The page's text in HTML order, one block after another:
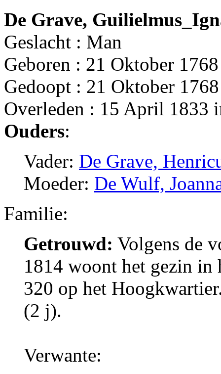
De Grave,
Geslacht : Man
Geboren : 21 Oktober
Gedoopt : 21 Oktober
Overleden : 15 April 1833
Ouders:
Vader: De Grave,
Moeder: De Wulf,
Familie:
Getrouwd: Volgens de
1814 woont het gezin in
320 op het
(2 j).
Verwante: